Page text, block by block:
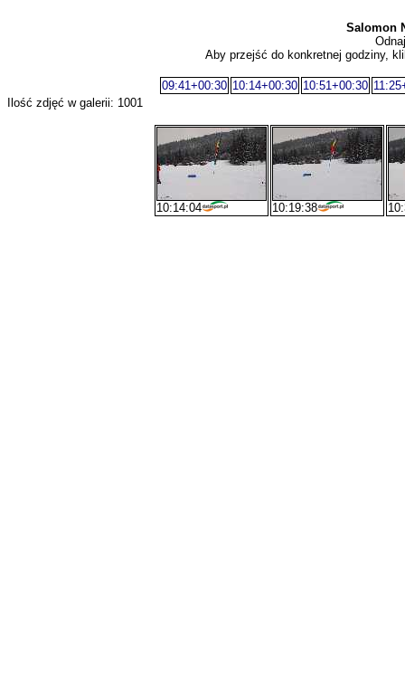
Salomon
Aby przejść do konkretnej godziny,
09:41+00:30 10:14+00:30 10:51+00:30
Ilość zdjęć w galerii: 1001
10:14:04 10:19:38